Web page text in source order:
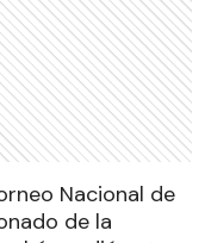
Nacional de
de la